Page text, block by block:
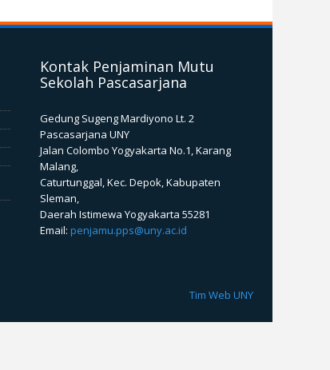
Kontak Penjaminan Mutu
Sekolah Pascasarjana
Gedung Sugeng Mardiyono Lt. 2
Pascasarjana UNY
Jalan Colombo Yogyakarta No.1, Karang
Malang,
Caturtunggal, Kec. Depok, Kabupaten
Sleman,
Daerah Istimewa Yogyakarta 55281
Email: penjamu.pps@uny.ac.id
Tim Web UNY